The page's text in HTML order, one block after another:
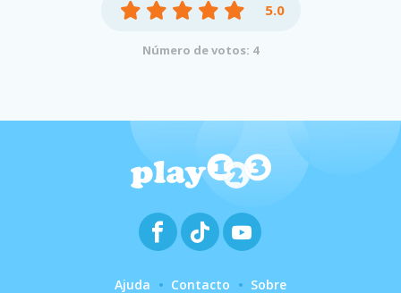
5.0
Número de votos: 4
Ajuda Contacto Sobre